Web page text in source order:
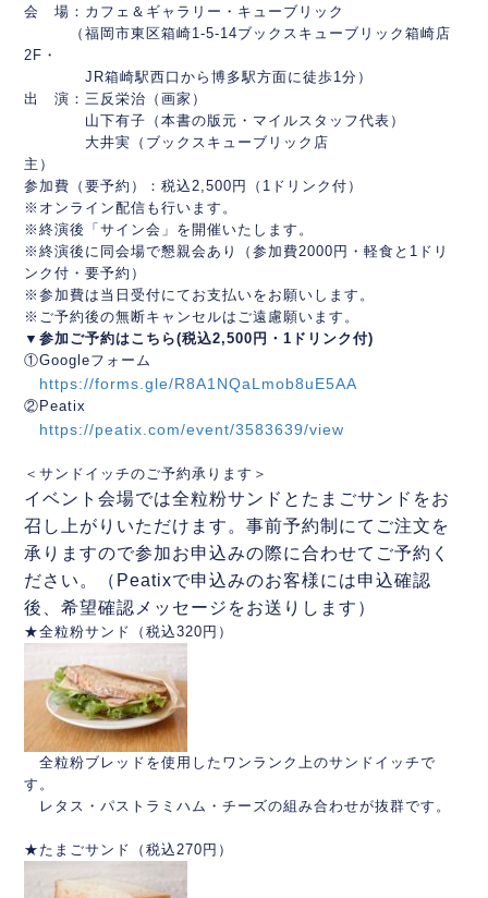
会 場：カフェ＆ギャラリー・キューブリック
（福岡市東区箱崎1-5-14ブックスキューブリック箱崎店
2F・
JR箱崎駅西口から博多駅方面に徒歩1分）
出 演：三反栄治（画家）
山下有子（本書の版元・マイルスタッフ代表）
大井実（ブックスキューブリック店
主）
参加費（要予約）：税込2,500円（1ドリンク付）
※オンライン配信も行います。
※終演後「サイン会」を開催いたします。
※終演後に同会場で懇親会あり（参加費2000円・軽食と1ドリ
ンク付・要予約）
※参加費は当日受付にてお支払いをお願いします。
※ご予約後の無断キャンセルはご遠慮願います。
▼参加ご予約はこちら(税込2,500円・1ドリンク付)
①Googleフォーム
https://forms.gle/R8A1NQaLmob8uE5AA
②Peatix
https://peatix.com/event/3583639/view
＜サンドイッチのご予約承ります＞
イベント会場では全粒粉サンドとたまごサンドをお
召し上がりいただけます。事前予約制にてご注文を
承りますので参加お申込みの際に合わせてご予約く
ださい。（Peatixで申込みのお客様には申込確認
後、希望確認メッセージをお送りします）
★全粒粉サンド（税込320円）
全粒粉ブレッドを使用したワンランク上のサンドイッチで
す。
レタス・パストラミハム・チーズの組み合わせが抜群です。
★たまごサンド（税込270円）